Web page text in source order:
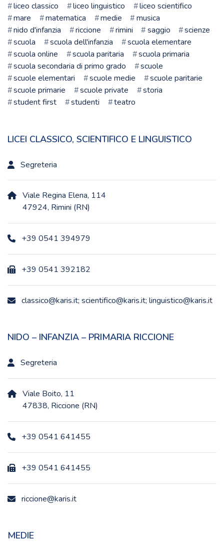
liceo classico liceo linguistico
liceo scientifico
mare
matematica medie
musica
nido d'infanzia
riccione rimini saggio
scienze
scuola
scuola dell'infanzia
scuola elementare
scuola online
scuola paritaria
scuola primaria
scuola secondaria di primo grado
scuole
scuole elementari
scuole medie
scuole paritarie
scuole primarie
scuole private
storia
student first
studenti teatro
LICEI CLASSICO, SCIENTIFICO E LINGUISTICO
Segreteria
Viale Regina Elena, 114
47924, Rimini (RN)
+39 0541 394979
+39 0541 392182
classico@karis.it; scientifico@karis.it; linguistico@karis.it
NIDO – INFANZIA – PRIMARIA RICCIONE
Segreteria
Viale Boito, 11
47838, Riccione (RN)
+39 0541 641455
+39 0541 641455
riccione@karis.it
MEDIE